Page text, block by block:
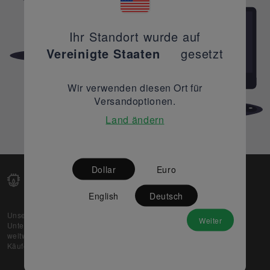
Unsere Web-Plattform unterstützt OEM- und EMS-
Unternehmen dabei, ihre überschüssigen Lagerbestände
weltweit zu verkaufen und gleichzeitig den potenziellen
Käufern beste Preise und Qualität zu bieten.
Partner
Ihr Standort wurde auf
Vereinigte Staaten
gesetzt
Wir verwenden diesen Ort für
Versandoptionen.
Land ändern
Dollar Euro
English Deutsch
Weiter